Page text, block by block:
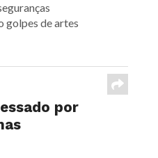
golpes de artes
por